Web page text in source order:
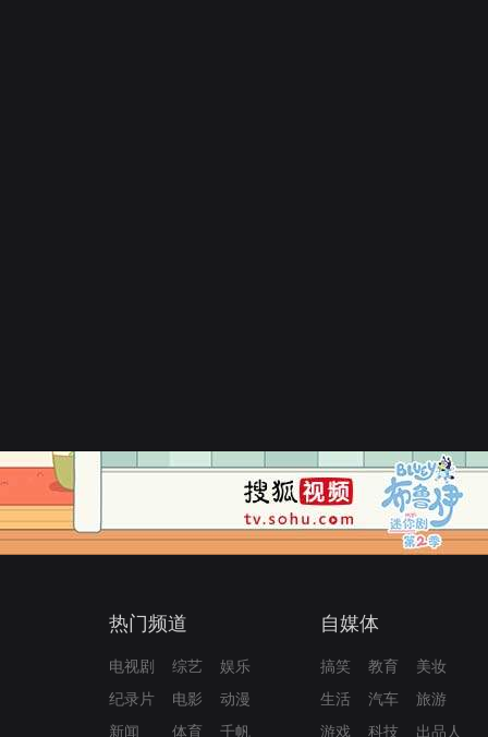
热门频道
电视剧 综艺
娱乐
纪录片
电影
动漫
新闻
体育 千帆
自媒体
搞笑 教育
美妆
生活
汽车
旅游
游戏
科技 出品人